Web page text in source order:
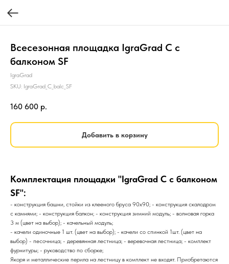
Всесезонная площадка IgraGrad С с
балконом SF
IgraGrad
SKU: IgraGrad_C_balc_SF
160 600 р.
Добавить в корзину
Комплектация площадки "IgraGrad C c балконом
SF":
- конструкция башни, стойки из клееного бруса 90х90; - конструкция скалодром
с камнями; - конструкция балкон; - конструкция зимний модуль; - волновая горка
3 м (цвет на выбор); - качельный модуль;
- качели одиночные 1 шт. (цвет на выбор); - качели со спинкой 1шт. (цвет на
выбор) - песочница; - деревянная лестница; - веревочная лестница; - комплект
фурнитуры; - руководство по сборке;
Якоря и металлические перила на лестницу в комплект не входят. Приобретаются